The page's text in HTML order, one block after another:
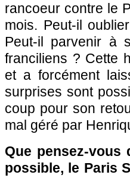
rancoeur contre le
mois. Peut-il
Peut-il parvenir à
franciliens ? Cette
et a forcément
surprises sont
coup pour son
mal géré par
Que pensez-
possible, le Paris